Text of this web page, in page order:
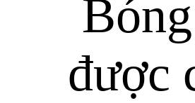
được